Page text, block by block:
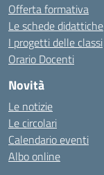
Offerta formativa
Le schede didattiche
I progetti delle classi
Orario Docenti
Novità
Le notizie
Le circolari
Calendario eventi
Albo online